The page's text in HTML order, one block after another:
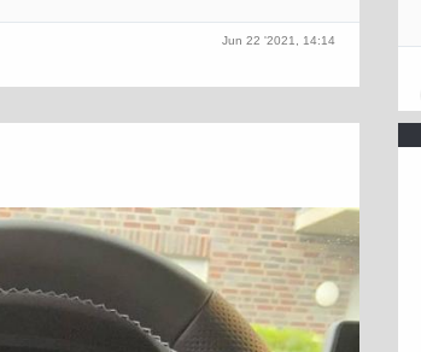
Jun 22 '2021, 14:14